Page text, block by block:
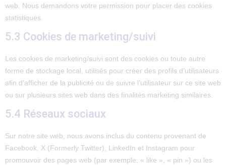
web. Nous demandons votre permission pour placer des cookies
statistiques.
5.3 Cookies de marketing/suivi
Les cookies de marketing/suivi sont des cookies ou toute autre
forme de stockage local, utilisés pour créer des profils d’utilisateurs
afin d’afficher de la publicité ou de suivre l’utilisateur sur ce site web
ou sur plusieurs sites web dans des finalités marketing similaires.
5.4 Réseaux sociaux
Sur notre site web, nous avons inclus du contenu provenant de
Facebook, X (Formerly Twitter), LinkedIn et Instagram pour
promouvoir des pages web (par exemple, « like », « pin ») ou les